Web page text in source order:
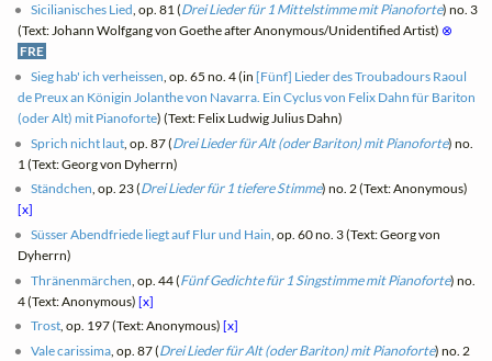
Sicilianisches Lied, op. 81 (Drei Lieder für 1 Mittelstimme mit Pianoforte) no. 3
(Text: Johann Wolfgang von Goethe after Anonymous/Unidentified Artist) ⊗
FRE
Sieg hab' ich verheissen, op. 65 no. 4 (in[Fünf] Lieder des Troubadours Raoul
de Preux an Königin Jolanthe von Navarra. Ein Cyclus von Felix Dahn für Bariton
(oder Alt) mit Pianoforte) (Text: Felix Ludwig Julius Dahn)
Sprich nicht laut , op. 87 (Drei Lieder für Alt (oder Bariton) mit Pianoforte) no.
1 (Text: Georg von Dyherrn)
Ständchen, op. 23 (Drei Lieder für 1 tiefere Stimme) no. 2 (Text: Anonymous)
[x]
Süsser Abendfriede liegt auf Flur und Hain, op. 60 no. 3 (Text: Georg von
Dyherrn)
Thränenmärchen , op. 44 (Fünf Gedichte für 1 Singstimme mit Pianoforte) no.
4 (Text: Anonymous)[x]
Trost, op. 197 (Text: Anonymous)[x]
Vale carissima, op. 87 (Drei Lieder für Alt (oder Bariton) mit Pianoforte) no. 2